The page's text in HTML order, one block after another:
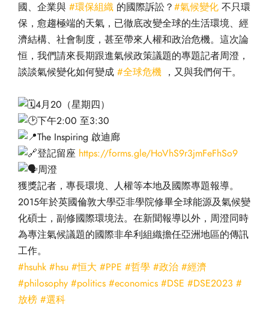
國、企業與 #環保組織 的國際訴訟？#氣候變化 不只環
保，愈趨極端的天氣，已徹底改變全球的生活環境、經
濟結構、社會制度，甚至帶來人權和政治危機。這次論
恒，我們請來長期跟進氣候政策議題的專題記者周澄，
談談氣候變化如何變成 #全球危機 ，又與我們何干。
4月20（星期四）
下午2:00 至3:30
The Inspiring 啟迪廊
登記留座 https://forms.gle/HoVhS9r3jmFeFhSo9
周澄
獲獎記者，專長環境、人權等本地及國際專題報導。
2015年於英國倫敦大學亞非學院修畢全球能源及氣候變
化碩士，副修國際環境法。在新聞報導以外，周澄同時
為專注氣候議題的國際非牟利組織擔任亞洲地區的傳訊
工作。
#hsuhk #hsu #恒大 #PPE #哲學 #政治 #經濟
#philosophy #politics #economics #DSE #DSE2023 #
放榜 #選科